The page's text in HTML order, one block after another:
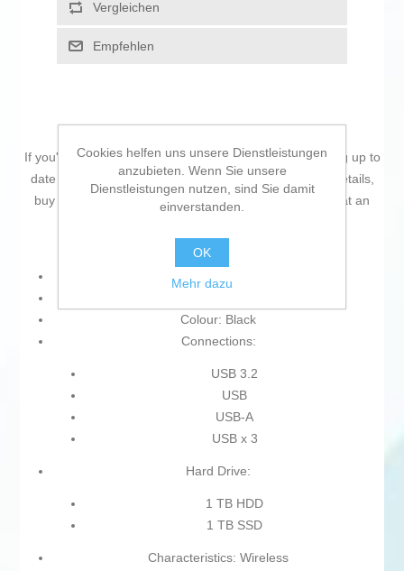
Vergleichen
Empfehlen
If you're passionate aboutIT and electronics, like being up to
date on technology and don't miss even the slightest details,
buy
External Hard Drive Seagate EXPANSION 1 TB
at an
Type: External Hard Drive
Colour: Black
Connections:
USB 3.2
USB
USB-A
USB x 3
Hard Drive:
1 TB HDD
1 TB SSD
Characteristics: Wireless
Cookies helfen uns unsere Dienstleistungen
anzubieten. Wenn Sie unsere
Dienstleistungen nutzen, sind Sie damit
einverstanden.
OK
Mehr dazu